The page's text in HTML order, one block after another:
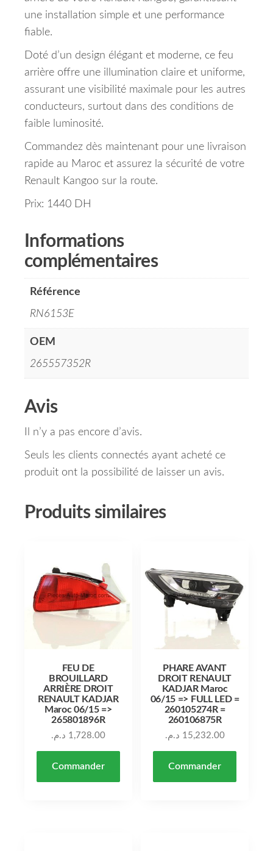
une installation simple et une performance
fiable.
Doté d’un design élégant et moderne, ce feu
arrière offre une illumination claire et uniforme,
assurant une visibilité maximale pour les autres
conducteurs, surtout dans des conditions de
faible luminosité.
Commandez dès maintenant pour une livraison
rapide au Maroc et assurez la sécurité de votre
Renault Kangoo sur la route.
Prix: 1440 DH
Informations
complémentaires
Référence
RN6153E
OEM
265557352R
Avis
Il n’y a pas encore d’avis.
Seuls les clients connectés ayant acheté ce
produit ont la possibilité de laisser un avis.
Produits similaires
FEU DE
BROUILLARD
ARRIÈRE DROIT
RENAULT KADJAR
Maroc 06/15 =>
265801896R
1,728.00 د.م.
Commander
PHARE AVANT
DROIT RENAULT
KADJAR Maroc
06/15 => FULL LED =
260105274R =
260106875R
15,232.00 د.م.
Commander